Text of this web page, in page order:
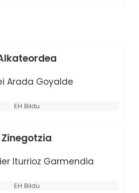
Arada Goyalde
EH Bildu
Zinegotzia
Iturrioz Garmendia
EH Bildu